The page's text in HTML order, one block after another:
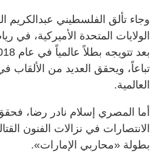
وجاء تألق الفلسطيني عبدالكريم
الولايات المتحدة الأميركية، في
تباعاً، ويحقق العديد من الألقاب
العالمية.
أما المصري إسلام نادر رضا،
الانتصارات في نزالات الفنون
بطولة «محاربي الإمارات».